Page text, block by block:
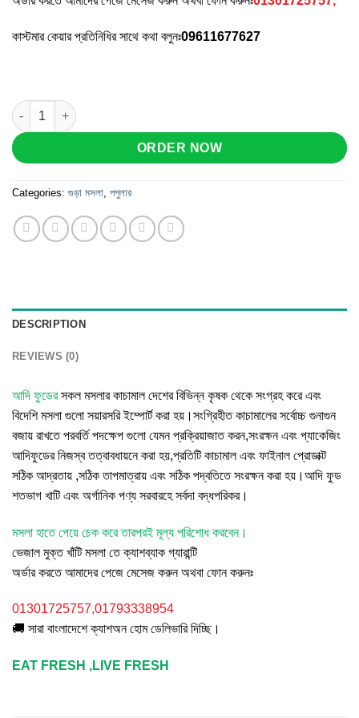
কাস্টমার কেয়ার প্রতিনিধির সাথে কথা বলুনঃ09611677627
হলুদ গুঁড়া (৫০০গ্রাম) quantity
ORDER NOW
Categories: গুড়া মসলা পপুলার
DESCRIPTION
REVIEWS (0)
আদি ফুডেরসকল মসলার কাচামাল দেশের বিভিন্ন কৃষক থেকে সংগ্রহ করে এবং
বিদেশি মসলা গুলো সয়ারসরি ইম্পোর্ট করা হয়।সংগ্রিহীত কাচামালের সর্বোচ্চ গুনাগুন
বজায় রাখতে পরবর্তি পদক্ষেপ গুলো যেমন প্রক্রিয়াজাত করন,সংরক্ষন এবং প্যাকেজিং
আদিফুডের নিজস্ব তত্বাবধায়নে করা হয়,প্রতিটি কাচামাল এবং ফাইনাল প্রোডাক্ট
সঠিক আদ্রতায় ,সঠিক তাপমাত্রায় এবং সঠিক পদ্বতিতে সংরক্ষন করা হয়।আদি ফুড
শতভাগ খাটি এবং অর্গানিক পণ্য সরবারহে সর্বদা বদ্ধপরিকর।
মসলা হাতে পেয়ে চেক করে তারপরই মূল্য পরিশোধ করবেন।
ভেজাল মুক্ত খাঁটি মসলা তে ক্যাশব্যাক গ্যারান্টি
অর্ডার করতে আমাদের পেজে মেসেজ করুন অথবা ফোন করুনঃ
01301725757,01793338954
🚚 সারা বাংলাদেশে ক্যাশঅন হোম ডেলিভারি দিচ্ছি।
EAT FRESH ,LIVE FRESH